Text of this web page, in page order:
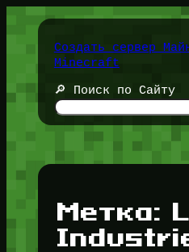
содержимомуСоздать сервер
Minecraft
🔎 Поиск по Сайту
Метка: